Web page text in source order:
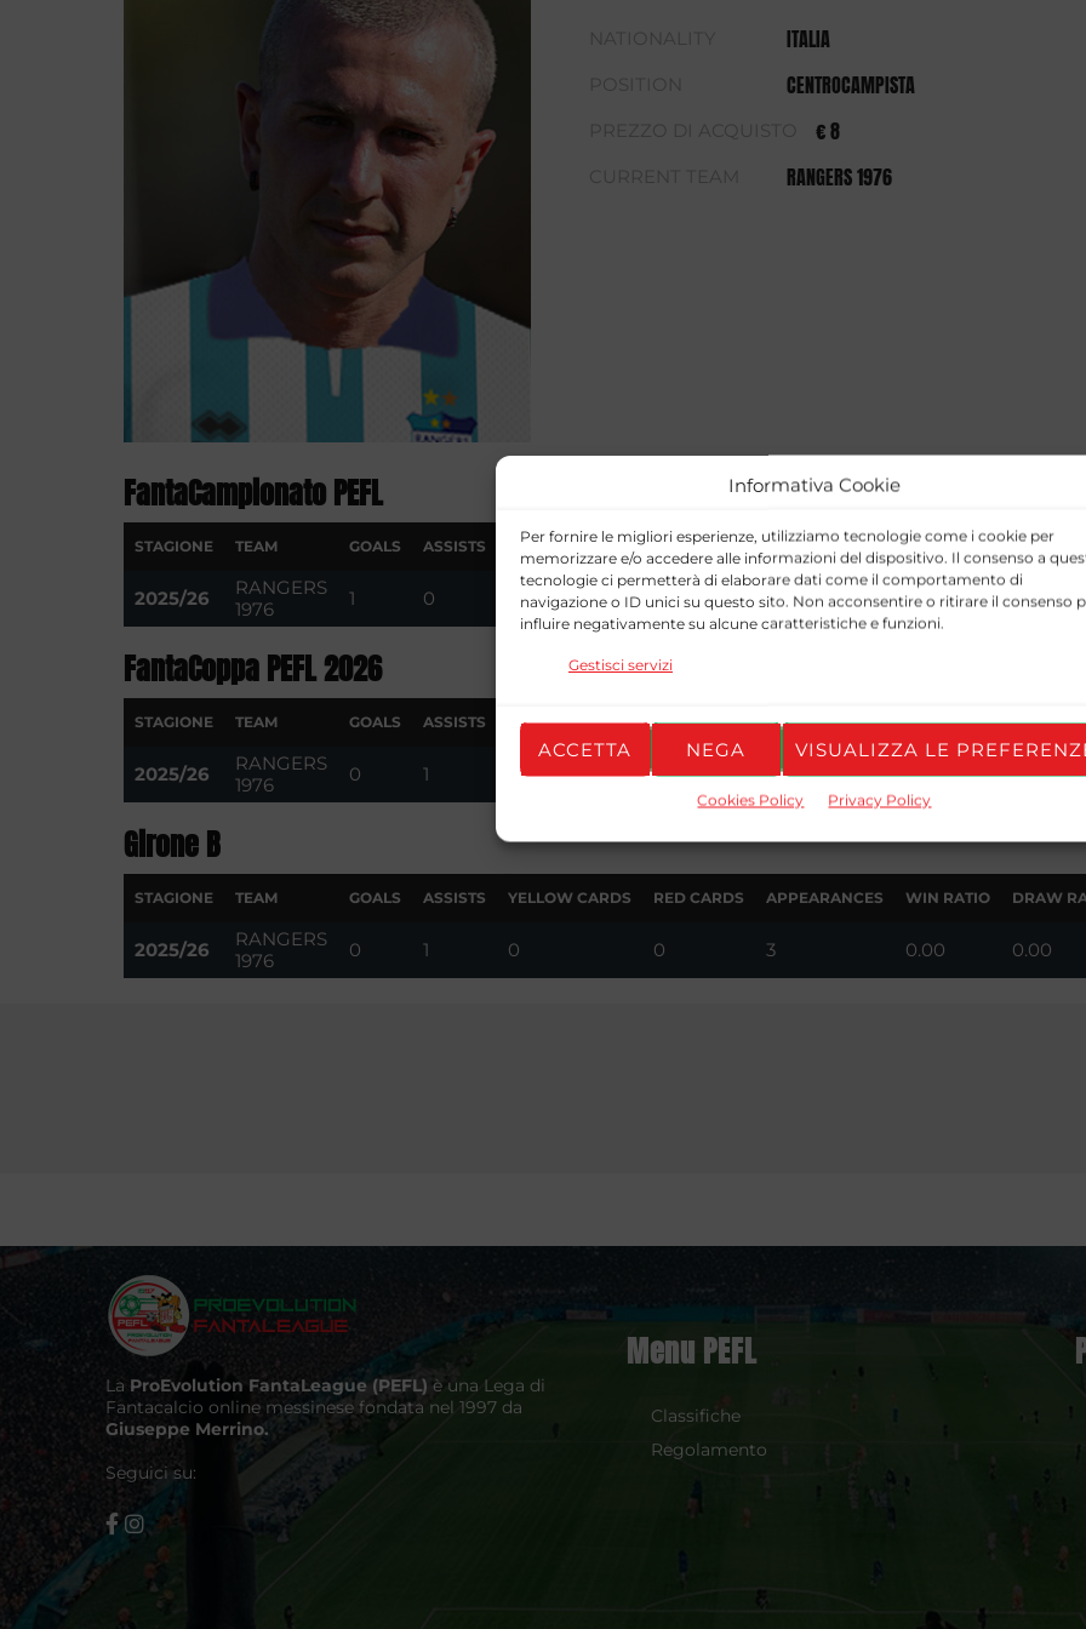
Informativa Cookie
Per fornire le migliori esperienze, utilizziamo tecnologie come i cookie per
memorizzare e/o accedere alle informazioni del dispositivo. Il consenso a
tecnologie ci permetterà di elaborare dati come il comportamento di
navigazione o ID unici su questo sito. Non acconsentire o ritirare il consenso
influire negativamente su alcune caratteristiche e funzioni.
Gestisci servizi
ACCETTA NEGA VISUALIZZA LE
Cookies Policy Privacy Policy
ITALIA
CENTROCAMPISTA
€ 8
RANGERS 1976
FantaCampionato PEFL
STAGIONE TEAM GOALS ASSISTS YELLOW CARDS RED CARDS APPEARANCES WIN RATIO DRAW
2025/26
RANGERS
1976
1 0 0 15 13.33 20.00
FantaCoppa PEFL 2026
STAGIONE TEAM GOALS ASSISTS YELLOW CARDS RED CARDS APPEARANCES WIN RATIO DRAW
2025/26
RANGERS
1976
0 1 0 3 0.00 0.00
Girone B
STAGIONE TEAM GOALS ASSISTS YELLOW CARDS RED CARDS APPEARANCES WIN RATIO DRAW
2025/26
RANGERS
1976
0 1 0 0 3 0.00 0.00
La ProEvolution FantaLeague (PEFL) è una Lega di
Fantacalcio online messinese fondata nel 1997 da
Giuseppe Merrino.
Seguici su:
Menu PEFL
Classifiche
Regolamento